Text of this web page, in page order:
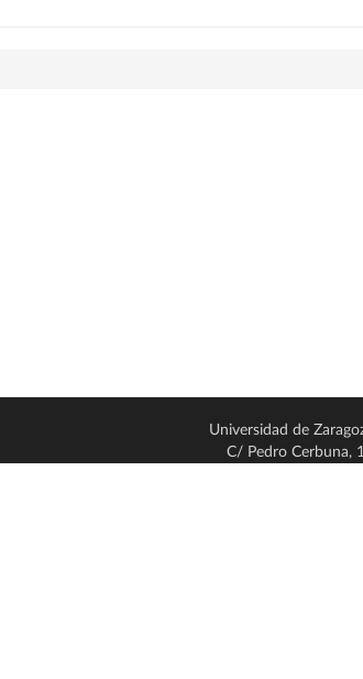
Universidad de
C/ Pedro Cerbuna,